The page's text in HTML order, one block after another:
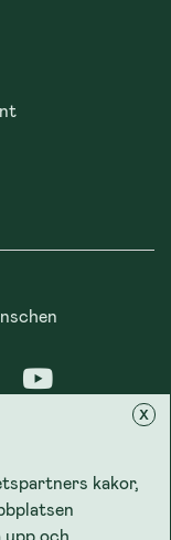
x
kakor,
och